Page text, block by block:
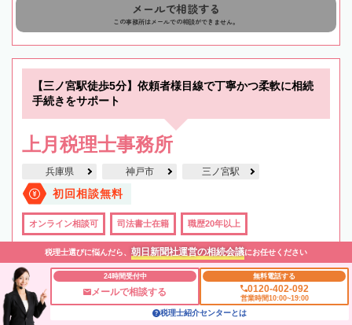
メールで相談する
この事務所はメールでの相談ができません。
【三ノ宮駅徒歩5分】依頼者様目線で丁寧かつ柔軟に相続
手続きをサポート
上月税理士事務所
兵庫県 神戸市 三ノ宮駅
初回相談無料
オンライン相談可 司法書士在籍 職歴20年以上
税理士選びに悩んだら、 朝日新聞社運営の相続会議にお任せください
24時間受付中
メールで相談する
無料電話する
0120-402-092
営業時間10:00~19:00
税理士紹介センターとは